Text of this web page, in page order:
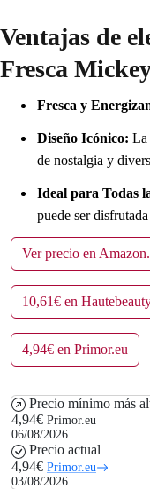
Ventajas de
Fresca
Fresca y
Diseño Icónico: La
de nostalgia y
Ideal para Todas
puede ser
Ver precio en
10,61€ en
4,94€ en Primor.eu
Precio mínimo más
4,94€ Primor.eu
06/08/2026
Precio actual
4,94€ Primor.eu
03/08/2026